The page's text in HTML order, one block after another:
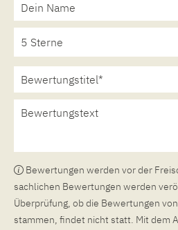
Bewertungen werden vor der
sachlichen Bewertungen werden
Überprüfung, ob die Bewertungen
stammen, findet nicht statt. Mit dem